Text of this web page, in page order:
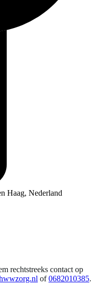
Haag, Nederland
rechtstreeks contact op
of 0682010385.